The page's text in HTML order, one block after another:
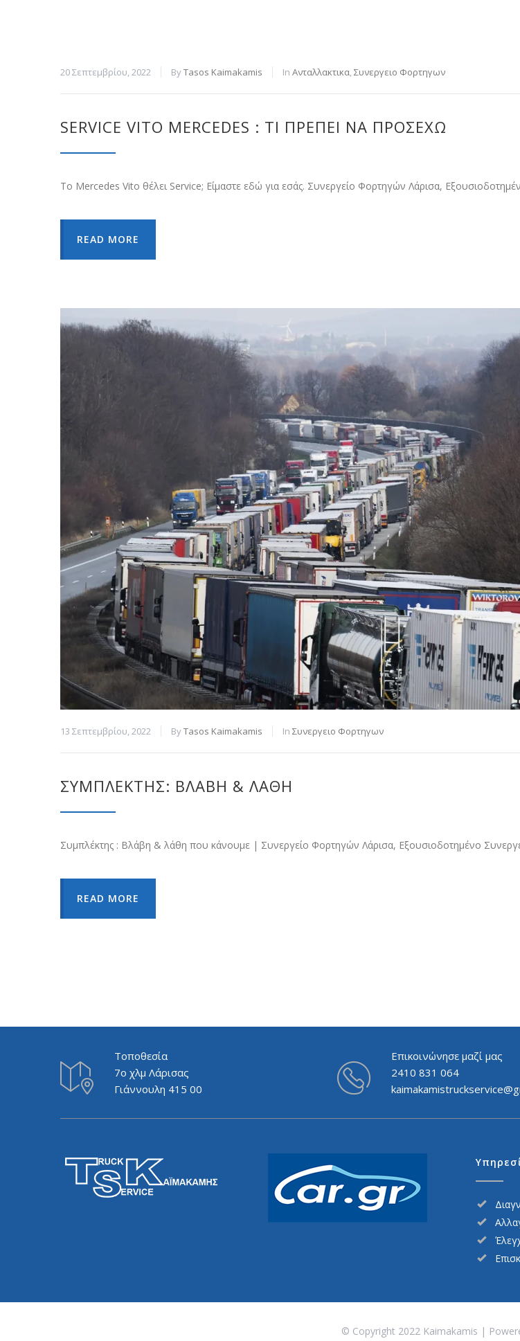
20 Σεπτεμβρίου, 2022 ByTasos Kaimakamis In Ανταλλακτικα,Συνεργειο Φορτηγων
SERVICE VITO MERCEDES : ΤΙ ΠΡΈΠΕΙ ΝΑ ΠΡΟΣΈΧΩ
Το Mercedes Vito θέλει Service; Είμαστε εδώ για εσάς. Συνεργείο Φορτηγών Λάρισα,
READ MORE
13 Σεπτεμβρίου, 2022 ByTasos Kaimakamis In Συνεργειο Φορτηγων
ΣΥΜΠΛΈΚΤΗΣ: ΒΛΆΒΗ & ΛΆΘΗ
Συμπλέκτης : Βλάβη & λάθη που κάνουμε | Συνεργείο Φορτηγών Λάρισα, Εξουσιοδοτημένο
READ MORE
Τοποθεσία
7ο χλμ Λάρισας
Γιάννουλη 415 00
Επικοινώνησε μαζί μας
2410 831 064
© Copyright 2022 Kaimakamis |